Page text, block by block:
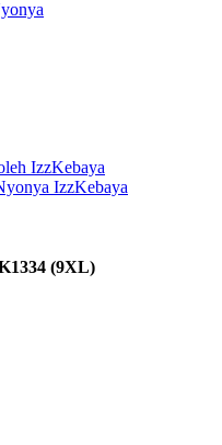
IzzKebaya
IzzKebaya
(9XL)